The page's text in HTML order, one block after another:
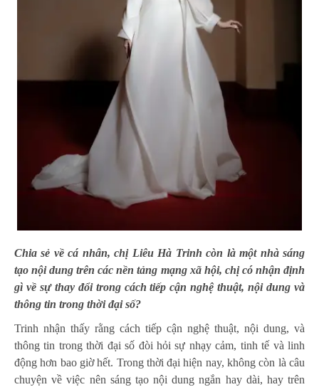
Chia sẻ về cá nhân, chị Liêu Hà Trinh còn là một nhà sáng
tạo nội dung trên các nền tảng mạng xã hội, chị có nhận định
gì về sự thay đổi trong cách tiếp cận nghệ thuật, nội dung và
thông tin trong thời đại số?
Trinh nhận thấy rằng cách tiếp cận nghệ thuật, nội dung, và
thông tin trong thời đại số đòi hỏi sự nhạy cảm, tinh tế và linh
động hơn bao giờ hết. Trong thời đại hiện nay, không còn là câu
chuyện về việc nên sáng tạo nội dung ngắn hay dài, hay trên